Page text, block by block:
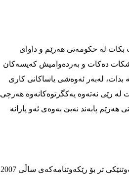
ساڵانه‌ شکات بکات له‌ حکومه‌تی هه‌رێم و داوای
شکات ده‌کات و به‌رده‌وامیش که‌یسه‌کان
بدات، له‌به‌ر ئه‌وه‌شی یاساکانی کاری
له‌ رێی نه‌ته‌وه‌ یه‌کگرتوه‌کانه‌وه‌ هه‌رچی
پابه‌ند نه‌بێ به‌وه‌ی ئه‌و پارانه‌
به‌ڵام پێش هاتنی مانگی 9 ی2017 هه‌رێمی كوردستان كۆمپانیاكانی هیلال نه‌فت و داناگاز ریكه‌وتنێكی تر بۆ رێكه‌وتنامه‌كه‌ی ساڵی 2007